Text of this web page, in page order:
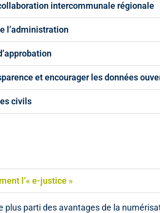
intercommunale régionale
l’administration
et encourager les données
civils
l’« e-justice »
plus parti des avantages de la